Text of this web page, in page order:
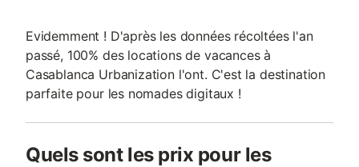
Evidemment ! D'après les données récoltées l'an
passé, 100% des locations de vacances à
Casablanca Urbanization l'ont. C'est la destination
parfaite pour les nomades digitaux !
Quels sont les prix pour les